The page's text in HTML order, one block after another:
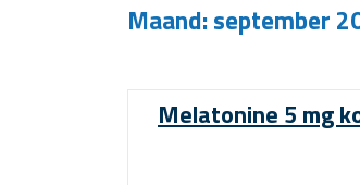
Maand:september
Melatonine 5 mg